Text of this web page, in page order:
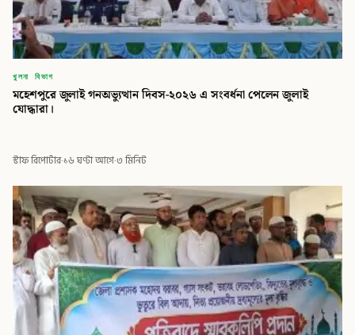
খুলনা বিভাগ
মহেশপুরে জুলাই গনঅভ্যুত্থান দিবস-২০২৬ এ সংবর্ধনা পেলেন জুলাই
যোদ্ধারা।
স্টাফ রিপোর্টার·১৬ ঘণ্টা আগে·৩ মিনিট